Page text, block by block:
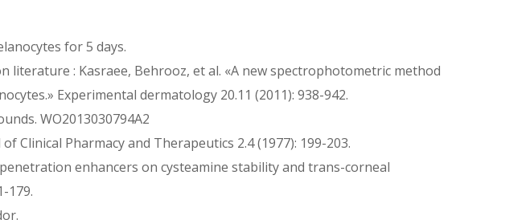
for 5 days.
literature : Kasraee, Behrooz, et al. «A new spectrophotometric method
Experimental dermatology 20.11 (2011): 938-942.
WO2013030794A2
Clinical Pharmacy and Therapeutics 2.4 (1977): 199-203.
penetration enhancers on cysteamine stability and trans-corneal
179.